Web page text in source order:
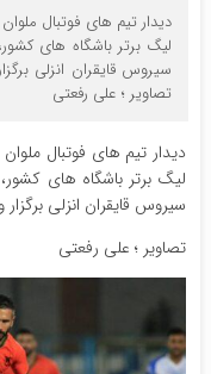
دیدار تیم های فوتبال
سیروس قایقران انزلی
تصاویر ؛ علی رفعتی
دیدار تیم های فوتبال
سیروس قایقران انزلی
تصاویر ؛ علی رفعتی